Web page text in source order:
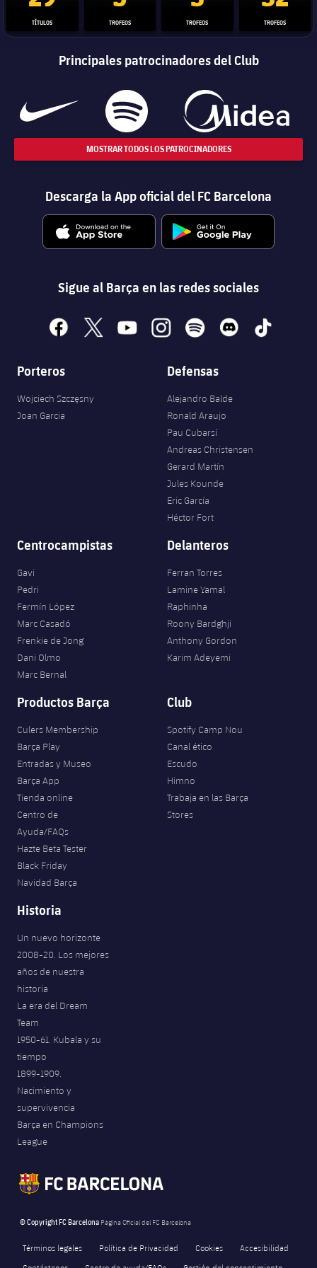
TÍTULOS TROFEOS TROFEOS TROFEOS
Principales patrocinadores del Club
MOSTRAR TODOS LOS PATROCINADORES
Descarga la App oficial del FC Barcelona
Sigue al Barça en las redes sociales
facebook
x youtubeinstagramspotify discord tiktok
Porteros
Wojciech Szczęsny
Joan Garcia
Defensas
Alejandro Balde
Ronald Araujo
Pau Cubarsí
Andreas Christensen
Gerard Martín
Jules Kounde
Eric García
Héctor Fort
Centrocampistas
Gavi
Pedri
Fermín López
Marc Casadó
Frenkie de Jong
Dani Olmo
Marc Bernal
Delanteros
Ferran Torres
Lamine Yamal
Raphinha
Roony Bardghji
Anthony Gordon
Karim Adeyemi
Productos Barça
Culers Membership
Barça Play
Entradas y Museo
Barça App
Tienda online
Centro de
Ayuda/FAQs
Hazte Beta Tester
Black Friday
Navidad Barça
Club
Spotify Camp Nou
Canal ético
Escudo
Himno
Trabaja en las Barça
Stores
Historia
Un nuevo horizonte
2008-20. Los mejores
años de nuestra
historia
La era del Dream
Team
1950-61. Kubala y su
tiempo
1899-1909.
Nacimiento y
supervivencia
Barça en Champions
League
© Copyright FC Barcelona Página Oficial del FC Barcelona
Términos legales Política de Privacidad Cookies
Accesibilidad